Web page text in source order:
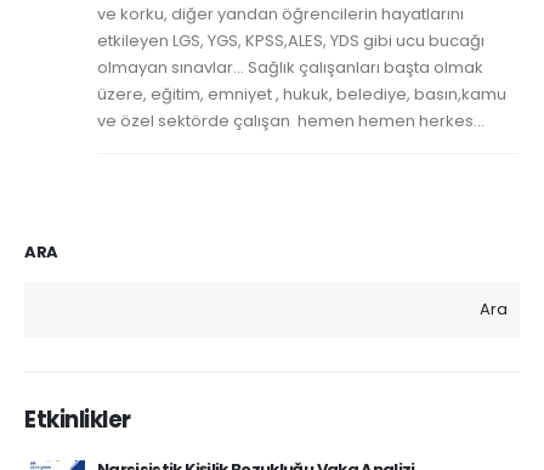
ve korku, diğer yandan öğrencilerin hayatlarını
etkileyen LGS, YGS, KPSS,ALES, YDS gibi ucu bucağı
olmayan sınavlar… Sağlık çalışanları başta olmak
üzere, eğitim, emniyet , hukuk, belediye, basın,kamu
ve özel sektörde çalışan hemen hemen herkes...
ARA
Ara
Etkinlikler